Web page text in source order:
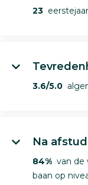
23
3.6/5.0
Na
84% van de
baan op